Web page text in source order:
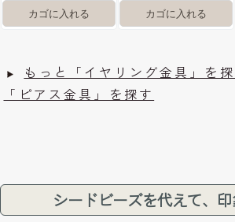
もっと「イヤリング金具」を
「ピアス金具」を探す
シードビーズを代えて、